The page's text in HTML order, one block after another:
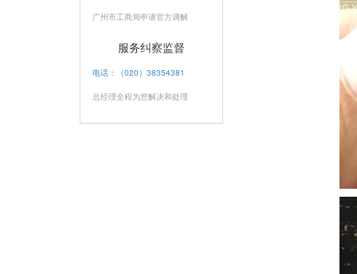
广州市工商局申请官方调解
服务纠察监督
电话：（020）38354381
总经理全程为您解决和处理